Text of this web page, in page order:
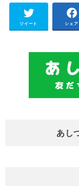
ツイート シェア
あし